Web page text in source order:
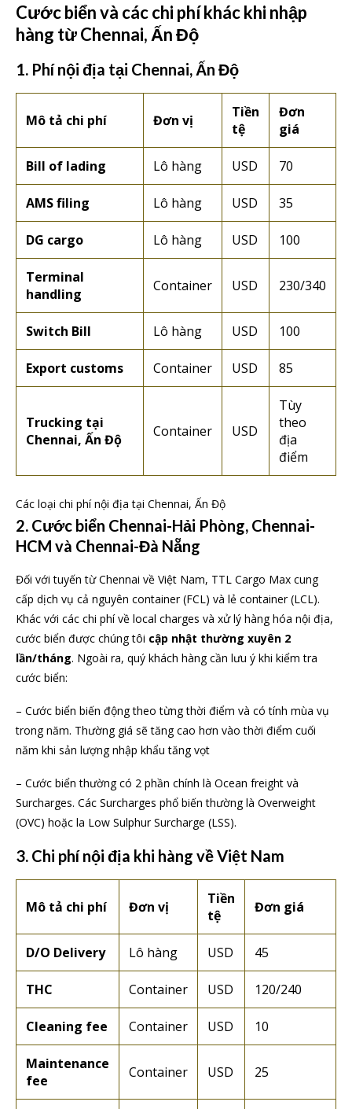
Cước biển và các chi phí khác khi nhập
hàng từ Chennai, Ấn Độ
1. Phí nội địa tại Chennai, Ấn Độ
Mô tả chi phí Đơn vị
Tiền
tệ
Đơn
giá
Bill of lading Lô hàng USD 70
AMS filing Lô hàng USD 35
DG cargo Lô hàng USD 100
Terminal
handling
Container USD 230/340
Switch Bill Lô hàng USD 100
Export customs Container USD 85
Trucking tại
Chennai, Ấn Độ
Container USD
Tùy
theo
địa
điểm
Các loại chi phí nội địa tại Chennai, Ấn Độ
2. Cước biển Chennai-Hải Phòng, Chennai-
HCM và Chennai-Đà Nẵng
Đối với tuyến từ Chennai về Việt Nam, TTL Cargo Max cung
cấp dịch vụ cả nguyên container (FCL) và lẻ container (LCL).
Khác với các chi phí về local charges và xử lý hàng hóa nội địa,
cước biển được chúng tôi cập nhật thường xuyên 2
lần/tháng. Ngoài ra, quý khách hàng cần lưu ý khi kiểm tra
cước biển:
– Cước biển biến động theo từng thời điểm và có tính mùa vụ
trong năm. Thường giá sẽ tăng cao hơn vào thời điểm cuối
năm khi sản lượng nhập khẩu tăng vọt
– Cước biển thường có 2 phần chính là Ocean freight và
Surcharges. Các Surcharges phổ biến thường là Overweight
(OVC) hoặc la Low Sulphur Surcharge (LSS).
3. Chi phí nội địa khi hàng về Việt Nam
Mô tả chi phí Đơn vị
Tiền
tệ
Đơn giá
D/O Delivery Lô hàng USD 45
THC Container USD 120/240
Cleaning fee Container USD 10
Maintenance
fee
Container USD 25